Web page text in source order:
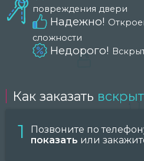
повреждения двери
Надежно!
сложности
Недорого!
Как заказать
1
Позвоните по
показать или